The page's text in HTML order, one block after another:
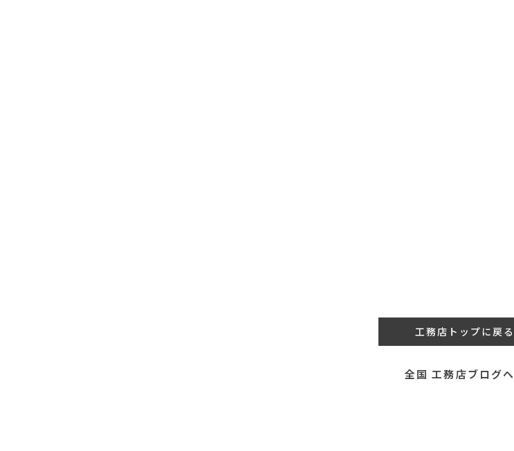
工務店トップに戻る
全国 工務店ブログへ